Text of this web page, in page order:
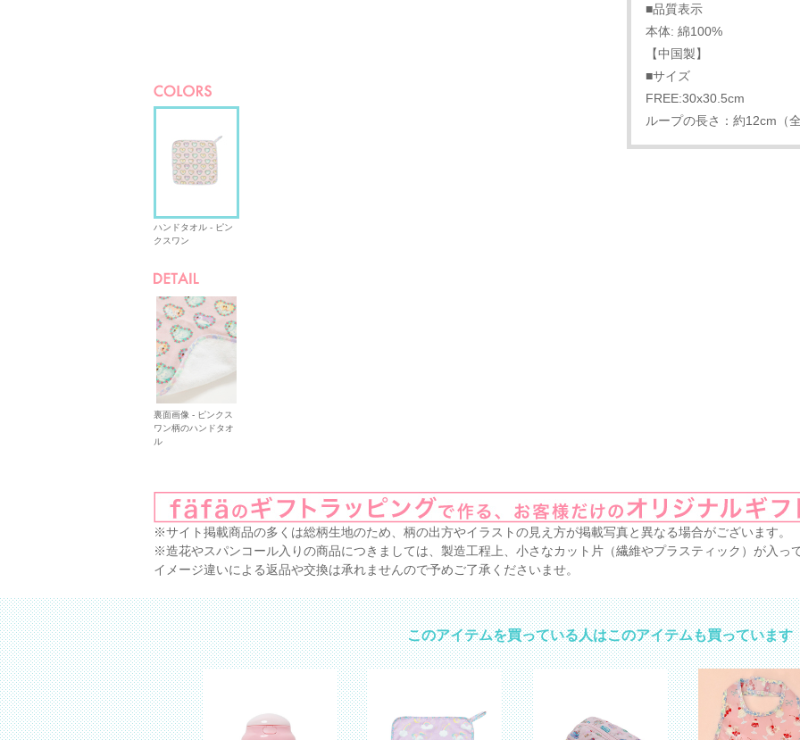
■品質表示
本体: 綿100%
【中国製】
■サイズ
FREE:30x30.5cm
ループの長さ：約12cm（
ハンドタオル - ピン
クスワン
裏面画像 - ピンクス
ワン柄のハンドタオ
ル
※サイト掲載商品の多くは総柄生地のため、柄の出方やイラストの見え方が掲載写真と異なる場合がございます。
※造花やスパンコール入りの商品につきましては、製造工程上、小さなカット片（繊維やプラスティック）が入っ
イメージ違いによる返品や交換は承れませんので予めご了承くださいませ。
このアイテムを買っている人はこのアイテムも買っています